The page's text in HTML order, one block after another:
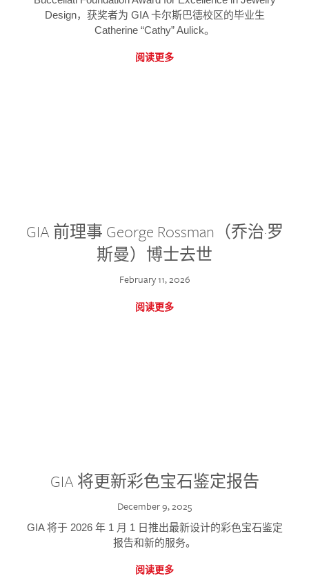
Design，获奖者为 GIA 卡尔斯巴德校区的毕业生
Catherine “Cathy” Aulick。
阅读更多
GIA 前理事 George Rossman（乔治·罗
斯曼）博士去世
February 11, 2026
阅读更多
GIA 将更新彩色宝石鉴定报告
December 9, 2025
GIA 将于 2026 年 1 月 1 日推出最新设计的彩色宝石鉴定
报告和新的服务。
阅读更多